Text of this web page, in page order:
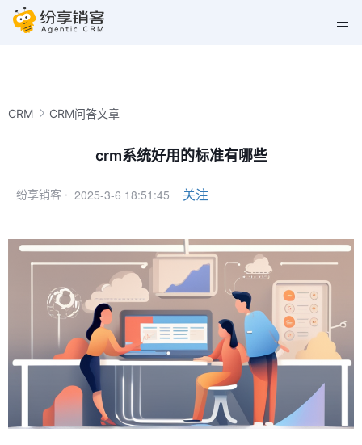
CRM CRM问答文章
crm系统好用的标准有哪些
纷享销客 · 2025-3-6 18:51:45 关注